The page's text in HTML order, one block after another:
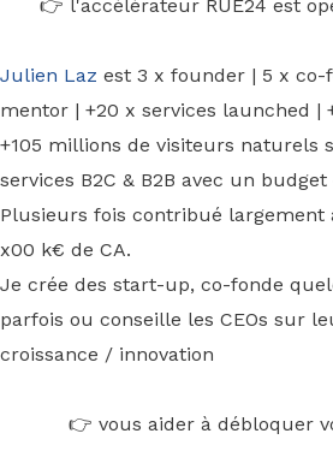
👉 l'accélérateur RUE24 est
Julien Laz est 3 x founder | 5 x co-
mentor | +20 x services launched |
+105 millions de visiteurs naturels
services B2C & B2B avec un
Plusieurs fois contribué largement
x00 k€ de CA.
Je crée des start-up, co-fonde
parfois ou conseille les CEOs sur
croissance / innovation
👉 vous aider à débloquer